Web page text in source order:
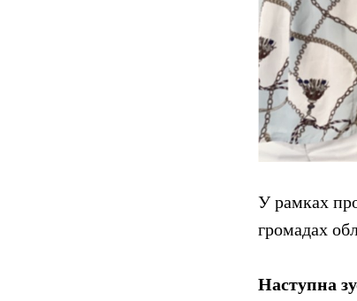
У рамках
громадах
Наступна